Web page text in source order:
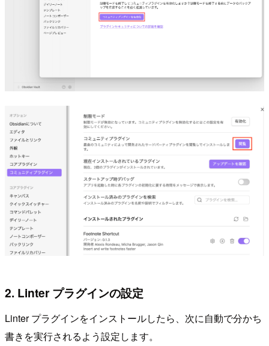
2. Linter プラグインの設定
Linter プラグインをインストールしたら、次に自動で分かち
書きを実行されるよう設定します。